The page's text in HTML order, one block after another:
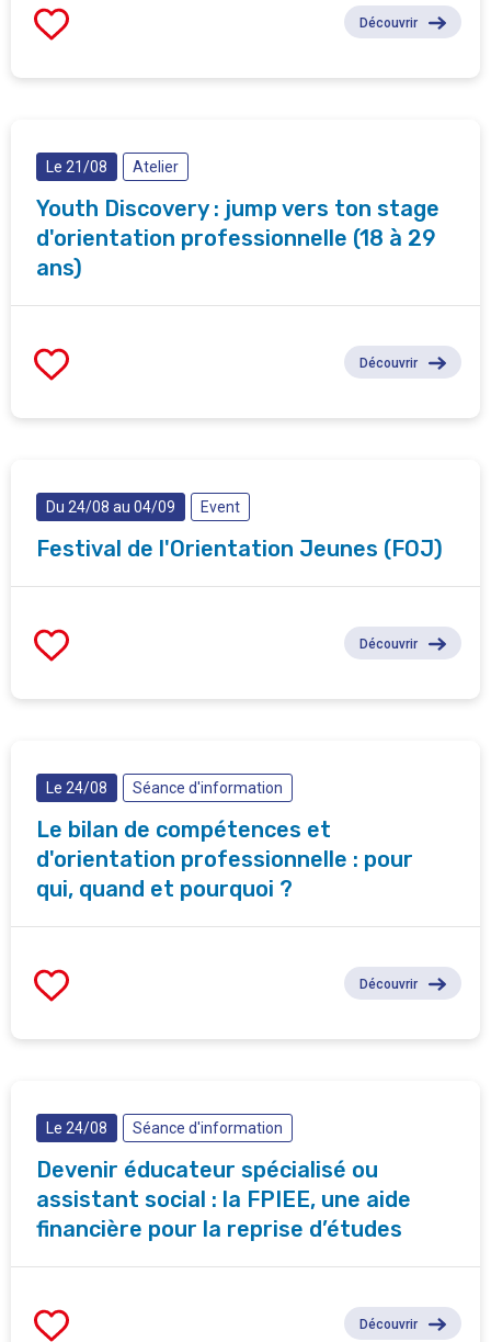
Découvrir
Le 21/08 Atelier
Youth Discovery : jump vers ton stage
d'orientation professionnelle (18 à 29
ans)
Découvrir
Du 24/08 au 04/09 Event
Festival de l'Orientation Jeunes (FOJ)
Découvrir
Le 24/08 Séance d'information
Le bilan de compétences et
d'orientation professionnelle : pour
qui, quand et pourquoi ?
Découvrir
Le 24/08 Séance d'information
Devenir éducateur spécialisé ou
assistant social : la FPIEE, une aide
financière pour la reprise d’études
Découvrir